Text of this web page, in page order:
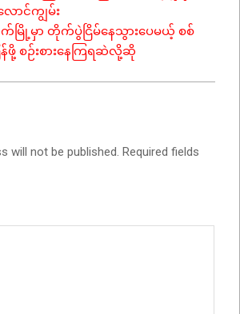
ာင်ကျွမ်း
က်မြို့မှာ တိုက်ပွဲငြိမ်နေသွားပေမယ့် စစ်
ြန်ဖို့ စဉ်းစားနေကြရဆဲလို့ဆို
will not be published. Required fields